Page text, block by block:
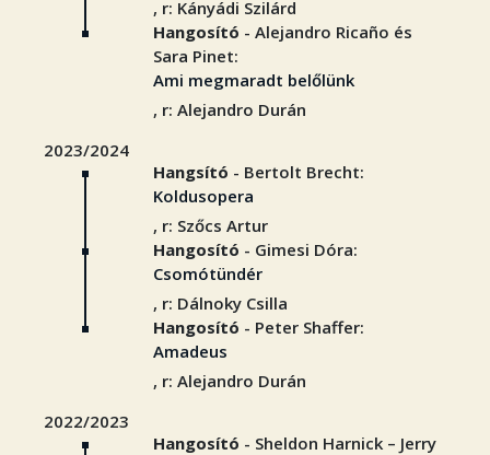
, r: Kányádi Szilárd
Hangosító - Alejandro Ricaño és
Sara Pinet:
Ami megmaradt belőlünk
, r: Alejandro Durán
2023/2024
Hangsító - Bertolt Brecht:
Koldusopera
, r: Szőcs Artur
Hangosító - Gimesi Dóra:
Csomótündér
, r: Dálnoky Csilla
Hangosító - Peter Shaffer:
Amadeus
, r: Alejandro Durán
2022/2023
Hangosító - Sheldon Harnick – Jerry